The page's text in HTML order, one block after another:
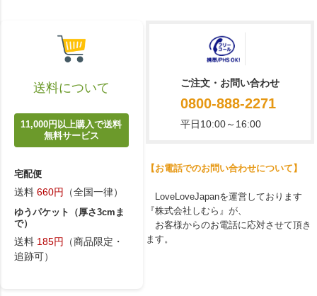
送料について
11,000円以上購入で送料
無料サービス
宅配便
送料 660円 （全国一律）
ゆうパケット（厚さ3cmま
で）
送料 185円
（商品限定・
追跡可）
ご注文・お問い合わせ
0800-888-2271
平日10:00～16:00
【お電話でのお問い合わせについて】
LoveLoveJapanを運営しております
『株式会社しむら』が、
お客様からのお電話に応対させて頂き
ます。